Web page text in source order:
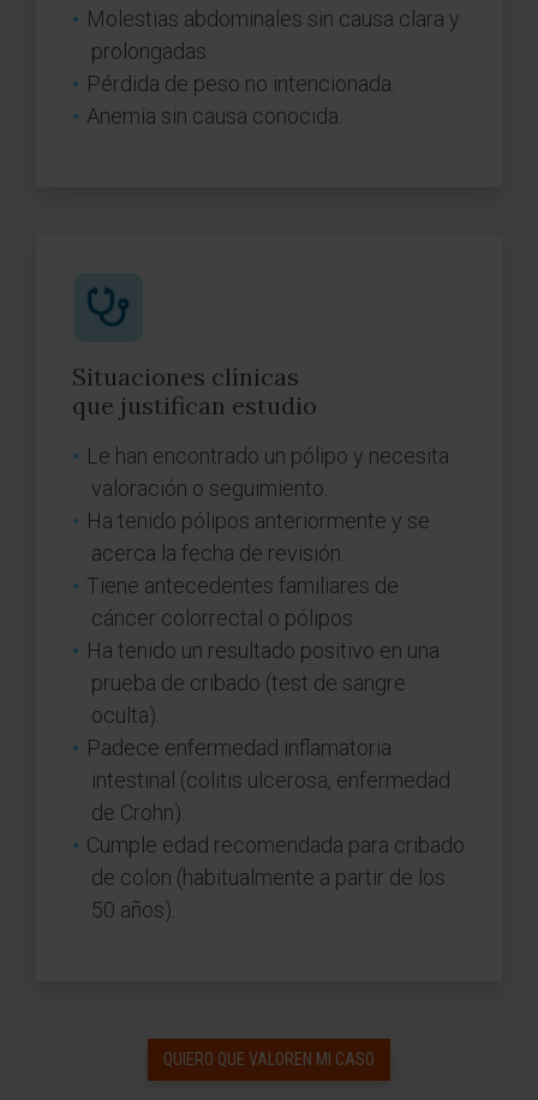
Molestias abdominales sin causa clara y
prolongadas.
Pérdida de peso no intencionada.
Anemia sin causa conocida.
Situaciones clínicas
que justifican estudio
Le han encontrado un pólipo y necesita
valoración o seguimiento.
Ha tenido pólipos anteriormente y se
acerca la fecha de revisión.
Tiene antecedentes familiares de
cáncer colorrectal o pólipos.
Ha tenido un resultado positivo en una
prueba de cribado (test de sangre
oculta).
Padece enfermedad inflamatoria
intestinal (colitis ulcerosa, enfermedad
de Crohn).
Cumple edad recomendada para cribado
de colon (habitualmente a partir de los
50 años).
QUIERO QUE VALOREN MI CASO